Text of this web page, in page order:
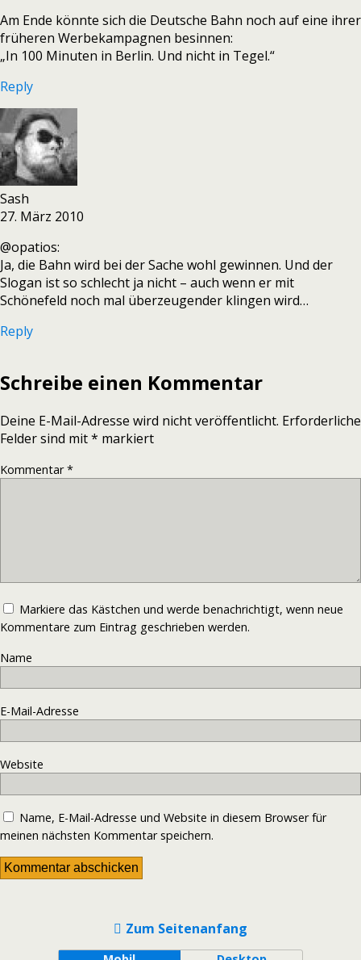
Am Ende könnte sich die Deutsche Bahn noch auf eine ihrer
früheren Werbekampagnen besinnen:
„In 100 Minuten in Berlin. Und nicht in Tegel.“
Reply
Sash
27. März 2010
@opatios:
Ja, die Bahn wird bei der Sache wohl gewinnen. Und der
Slogan ist so schlecht ja nicht – auch wenn er mit
Schönefeld noch mal überzeugender klingen wird…
Reply
Schreibe einen Kommentar
Deine E-Mail-Adresse wird nicht veröffentlicht. Erforderliche
Felder sind mit* markiert
Kommentar*
Markiere das Kästchen und werde benachrichtigt, wenn neue
Kommentare zum Eintrag geschrieben werden.
Name
E-Mail-Adresse
Website
Name, E-Mail-Adresse und Website in diesem Browser für
meinen nächsten Kommentar speichern.
Zum Seitenanfang